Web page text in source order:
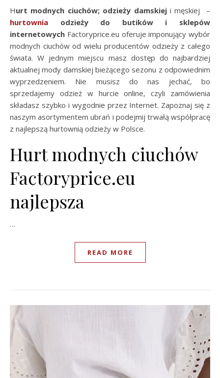
Hurt modnych ciuchów; odzieży damskieji męskiej –
hurtownia odzieży do butików i sklepów
internetowych Factoryprice.eu oferuje imponujący wybór
modnych ciuchów od wielu producentów odzieży z całego
świata. W jednym miejscu masz dostęp do najbardziej
aktualnej mody damskiej bieżącego sezonu z odpowiednim
wyprzedzeniem. Nie musisz do nas jechać, bo
sprzedajemy odzież w hurcie online, czyli zamówienia
składasz szybko i wygodnie przez Internet. Zapoznaj się z
naszym asortymentem ubrań i podejmij trwałą współpracę
z najlepszą hurtownią odzieży w Polsce.
Hurt modnych ciuchów
Factoryprice.eu
najlepsza
…
READ MORE